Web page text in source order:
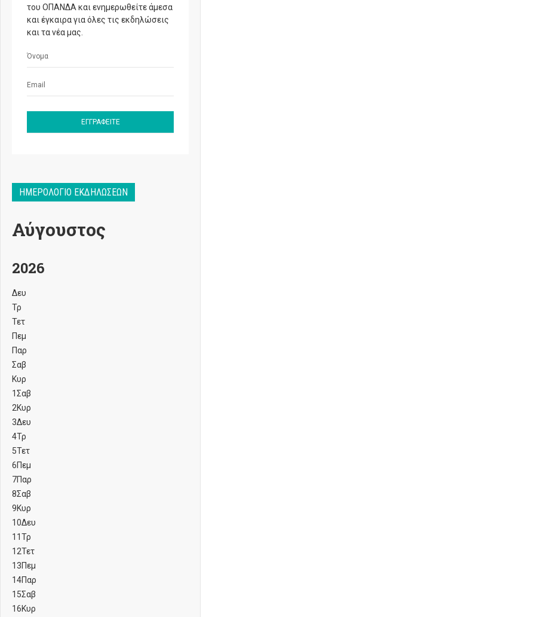
του ΟΠΑΝΔΑ και ενημερωθείτε άμεσα
και έγκαιρα για όλες τις εκδηλώσεις
και τα νέα μας.
ΗΜΕΡΟΛΌΓΙΟ ΕΚΔΗΛΏΣΕΩΝ
Αύγουστος
2026
Δευ
Τρ
Τετ
Πεμ
Παρ
Σαβ
Κυρ
1Σαβ
2Κυρ
3Δευ
4Τρ
5Τετ
6Πεμ
7Παρ
8Σαβ
9Κυρ
10Δευ
11Τρ
12Τετ
13Πεμ
14Παρ
15Σαβ
16Κυρ